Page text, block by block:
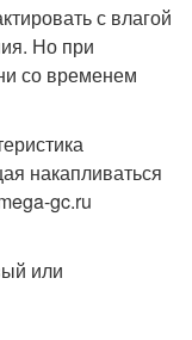
с влагой
Но при
со временем
накапливаться
gc.ru
или